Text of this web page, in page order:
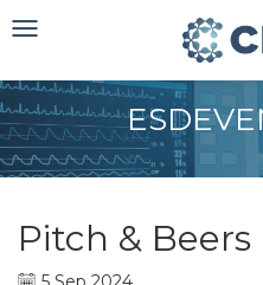
Toggle
Pitch & Beers